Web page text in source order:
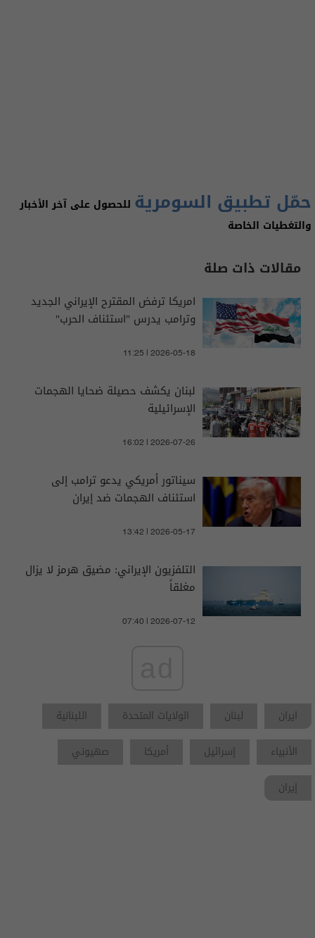
حمّل تطبيق السومرية للحصول على آخر الأخبار
والتغطيات الخاصة
مقالات ذات صلة
امريكا ترفض المقترح الإيراني الجديد
وترامب يدرس "استئناف الحرب"
11:25 | 2026-05-18
لبنان يكشف حصيلة ضحايا الهجمات
الإسرائيلية
16:02 | 2026-07-26
سيناتور أمريكي يدعو ترامب إلى
استئناف الهجمات ضد إيران
13:42 | 2026-05-17
التلفزيون الإيراني: مضيق هرمز لا يزال
مغلقاً
07:40 | 2026-07-12
ايران لبنان الولايات المتحدة
اللبنانية
الأنبياء
إسرائيل أمريكا
صهيوني
إيران